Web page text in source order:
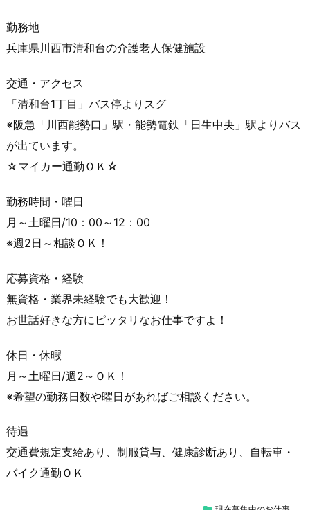
勤務地
兵庫県川西市清和台の介護老人保健施設
交通・アクセス
「清和台1丁目」バス停よりスグ
※阪急「川西能勢口」駅・能勢電鉄「日生中央」駅よりバス
が出ています。
☆マイカー通勤ＯＫ☆
勤務時間・曜日
月～土曜日/10：00～12：00
※週2日～相談ＯＫ！
応募資格・経験
無資格・業界未経験でも大歓迎！
お世話好きな方にピッタリなお仕事ですよ！
休日・休暇
月～土曜日/週2～ＯＫ！
※希望の勤務日数や曜日があればご相談ください。
待遇
交通費規定支給あり、制服貸与、健康診断あり、自転車・
バイク通勤ＯＫ